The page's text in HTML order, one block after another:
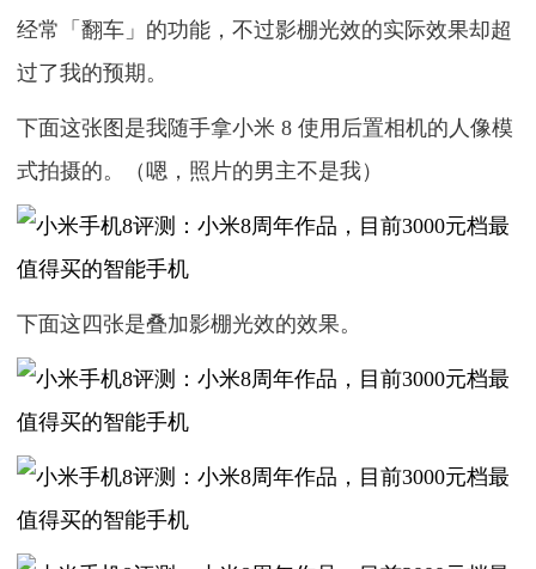
经常「翻车」的功能，不过影棚光效的实际效果却超
过了我的预期。
下面这张图是我随手拿小米 8 使用后置相机的人像模
式拍摄的。（嗯，照片的男主不是我）
下面这四张是叠加影棚光效的效果。